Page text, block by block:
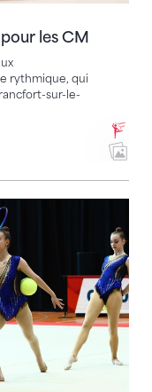
les CM
rythmique, qui
sur-le-
rythmique à